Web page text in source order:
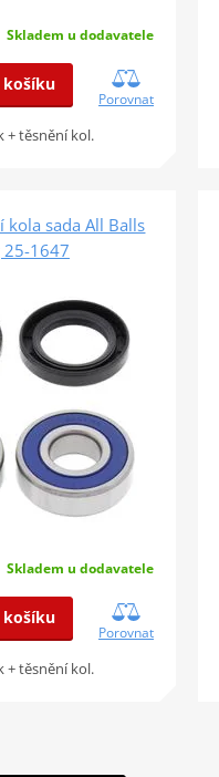
Skladem u dodavatele
košíku
Porovnat
+ těsnění kol.
kola sada All Balls
25-1647
Skladem u dodavatele
košíku
Porovnat
+ těsnění kol.